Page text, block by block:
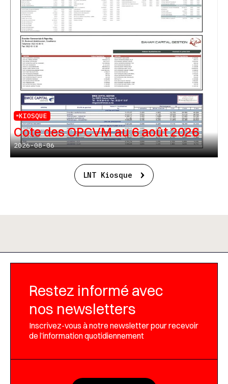
KIOSQUE
Cote des OPCVM au 6 août 2026
2026-08-06
LNT Kiosque
Restez informé avec
nos newsletters
Inscrivez-vous à notre newsletter pour recevoir
de l’information quotidiennement